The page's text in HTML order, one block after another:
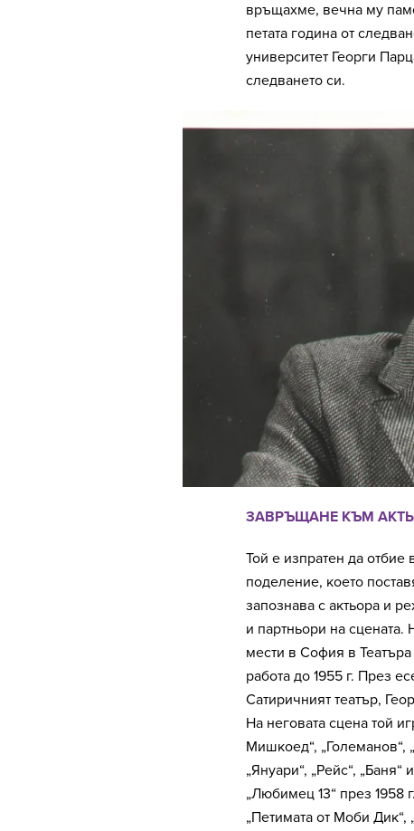
връщахме, вечна му
петата година от
университет Георги
следването си.
ЗАВРЪЩАНЕ КЪМ
Той е изпратен да
поделение, което
запознава с актьора и
и партньори на сцената.
мести в София в
работа до 1955 г. През
Сатиричният театър,
На неговата сцена той
Мишкоед“, „Големанов“,
„Януари“, „Рейс“,
„Любимец 13“ през 1958
„Петимата от Моби